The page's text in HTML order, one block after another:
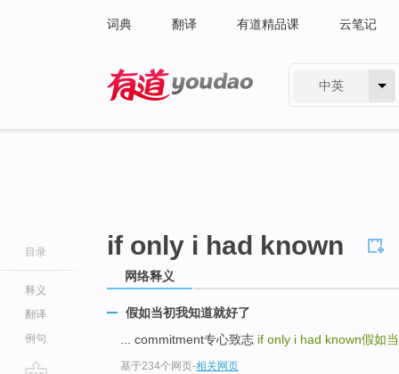
词典 翻译 有道精品课 云笔记
中英
目录
释义
翻译
例句
if only i had known
网络释义
假如当初我知道就好了
... commitment专心致志 if only i had known假如
基于234个网页-相关网页